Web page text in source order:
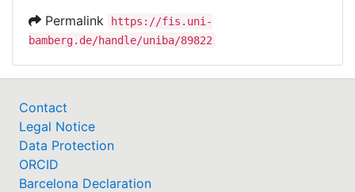
Permalink
https://fis.uni-
bamberg.de/handle/uniba/89822
Contact
Legal Notice
Data Protection
ORCID
Barcelona Declaration